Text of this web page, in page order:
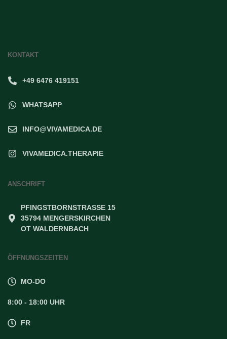
KONTAKT
+49 6476 419151
WHATSAPP
INFO@VIVAMEDICA.DE
VIVAMEDICA.THERAPIE
ANSCHRIFT
PFINGSTBORNSTRASSE 15
35794 MENGERSKIRCHEN
OT WALDERNBACH
ÖFFNUNGSZEITEN
MO-DO
8:00 - 18:00 UHR
FR